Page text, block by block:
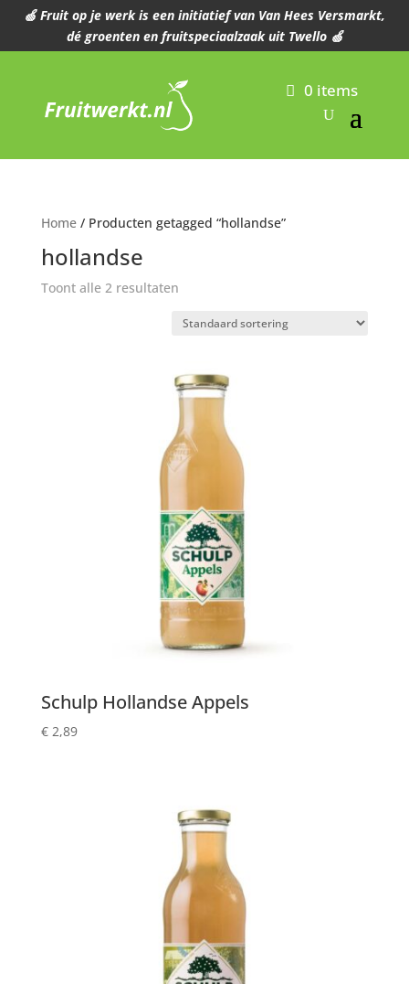
🍏 Fruit op je werk is een initiatief van Van Hees Versmarkt,
dé groenten en fruitspeciaalzaak uit Twello 🍏
0 items
Home/ Producten getagged “hollandse”
hollandse
Toont alle 2 resultaten
Schulp Hollandse Appels
€2,89